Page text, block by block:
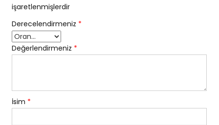
işaretlenmişlerdir
Derecelendirmeniz *
Değerlendirmeniz *
İsim *